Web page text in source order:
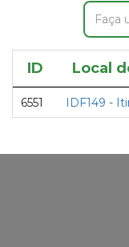
ID Local
6551 IDF149 -